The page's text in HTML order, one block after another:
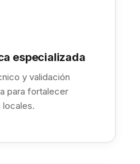
especializada
y validación
para fortalecer